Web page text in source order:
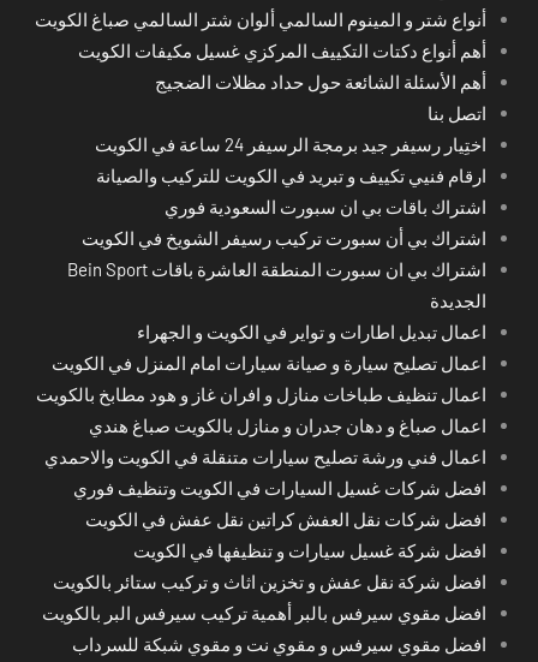
أنواع شتر و المينوم السالمي ألوان شتر السالمي صباغ الكويت
أهم أنواع دكتات التكييف المركزي غسيل مكيفات الكويت
أهم الأسئلة الشائعة حول حداد مظلات الضجيج
اتصل بنا
اختِيار رسيفر جيد برمجة الرسيفر 24 ساعة في الكويت
ارقام فنيي تكييف و تبريد في الكويت للتركيب والصيانة
اشتراك باقات بي ان سبورت السعودية فوري
اشتراك بي أن سبورت تركيب رسيفر الشويخ في الكويت
اشتراك بي ان سبورت المنطقة العاشرة باقات Bein Sport
الجديدة
اعمال تبديل اطارات و تواير في الكويت و الجهراء
اعمال تصليح سيارة و صيانة سيارات امام المنزل في الكويت
اعمال تنظيف طباخات منازل و افران غاز و هود مطابخ بالكويت
اعمال صباغ و دهان جدران و منازل بالكويت صباغ هندي
اعمال فني ورشة تصليح سيارات متنقلة في الكويت والاحمدي
افضل شركات غسيل السيارات في الكويت وتنظيف فوري
افضل شركات نقل العفش كراتين نقل عفش في الكويت
افضل شركة غسيل سيارات و تنظيفها في الكويت
افضل شركة نقل عفش و تخزين اثاث و تركيب ستائر بالكويت
افضل مقوي سيرفس بالبر أهمية تركيب سيرفس البر بالكويت
افضل مقوي سيرفس و مقوي نت و مقوي شبكة للسرداب